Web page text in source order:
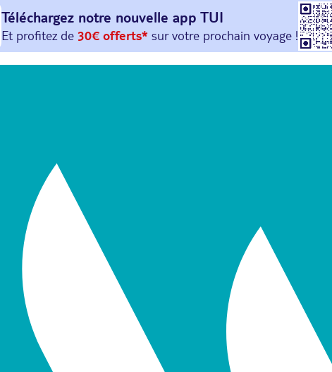
Téléchargez notre nouvelle app TUI
Et profitez de 30€ offerts* sur votre prochain voyage !
avec le code :HAPPYAPP